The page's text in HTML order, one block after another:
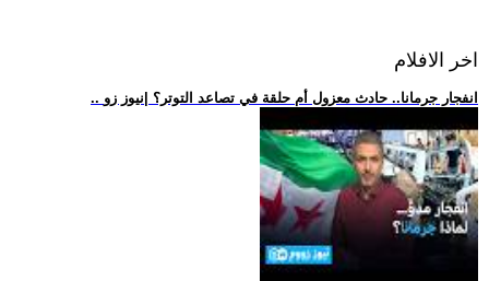
اخر الافلام
.. انفجار جرمانا.. حادث معزول أم حلقة في تصاعد التوتر؟ |نيوز زو